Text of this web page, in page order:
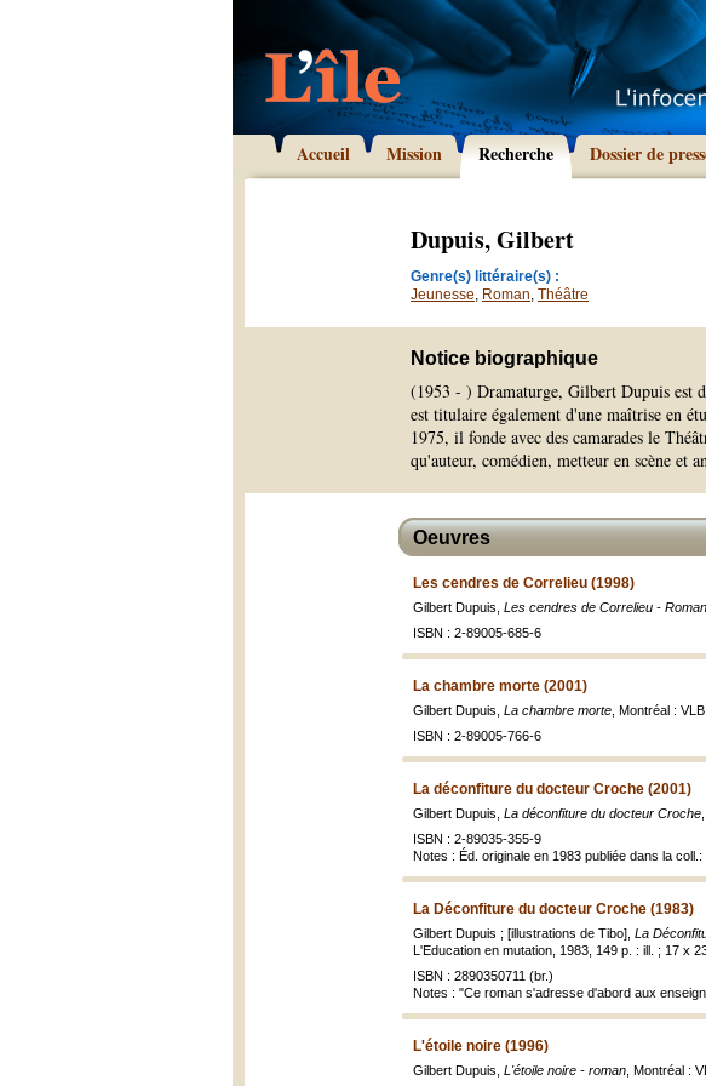
Accueil Mission Recherche Dossier de
Dupuis, Gilbert
Genre(s) littéraire(s) :
Jeunesse, Roman, Théâtre
Notice biographique
(1953 - ) Dramaturge, Gilbert Dupuis est
est titulaire également d'une maîtrise en
1975, il fonde avec des camarades le
qu'auteur, comédien, metteur en scène et
Oeuvres
Les cendres de Correlieu (1998)
Gilbert Dupuis, Les cendres de Correlieu - Roman
ISBN : 2-89005-685-6
La chambre morte (2001)
Gilbert Dupuis, La chambre morte , Montréal :
ISBN : 2-89005-766-6
La déconfiture du docteur Croche (2001)
Gilbert Dupuis, La déconfiture du docteur Croche
ISBN : 2-89035-355-9
Notes : Éd. originale en 1983 publiée dans la
La Déconfiture du docteur Croche (1983)
Gilbert Dupuis ; [illustrations de Tibo], La
L'Education en mutation, 1983, 149 p. : ill. ; 17 x
ISBN : 2890350711 (br.)
Notes : "Ce roman s'adresse d'abord aux
L'étoile noire (1996)
Gilbert Dupuis, L'étoile noire - roman , Montréal :